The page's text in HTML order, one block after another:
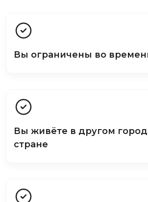
Вы ограничены во
Вы живёте в другом
стране